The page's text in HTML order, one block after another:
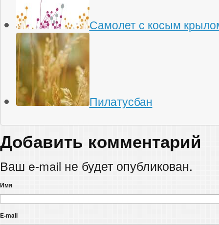
Самолет с косым
Пилатусбан
Добавить комментарий
Ваш e-mail не будет опубликован.
Имя
E-mail